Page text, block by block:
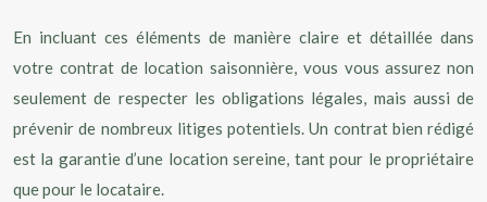
En incluant ces éléments de manière claire et détaillée dans
votre contrat de location saisonnière, vous vous assurez non
seulement de respecter les obligations légales, mais aussi de
prévenir de nombreux litiges potentiels. Un contrat bien rédigé
est la garantie d’une location sereine, tant pour le propriétaire
que pour le locataire.